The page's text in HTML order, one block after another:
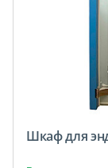
Шкаф для